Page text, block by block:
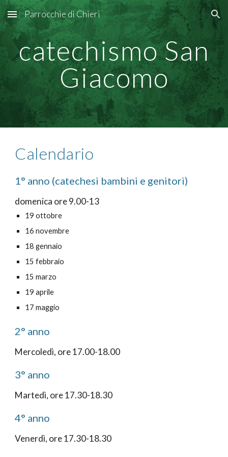
Skip to main content Skip to navigation
Parrocchie di Chieri
catechismo San
Giacomo
Calendario
1° anno (catechesi bambini e genitori)
domenica ore 9.00-13
19 ottobre
16 novembre
18 gennaio
15 febbraio
15 marzo
19 aprile
17 maggio
2° anno
Mercoledì, ore 17.00-18.00
3° anno
Martedì, ore 17.30-18.30
4° anno
Venerdì, ore 17.30-18.30